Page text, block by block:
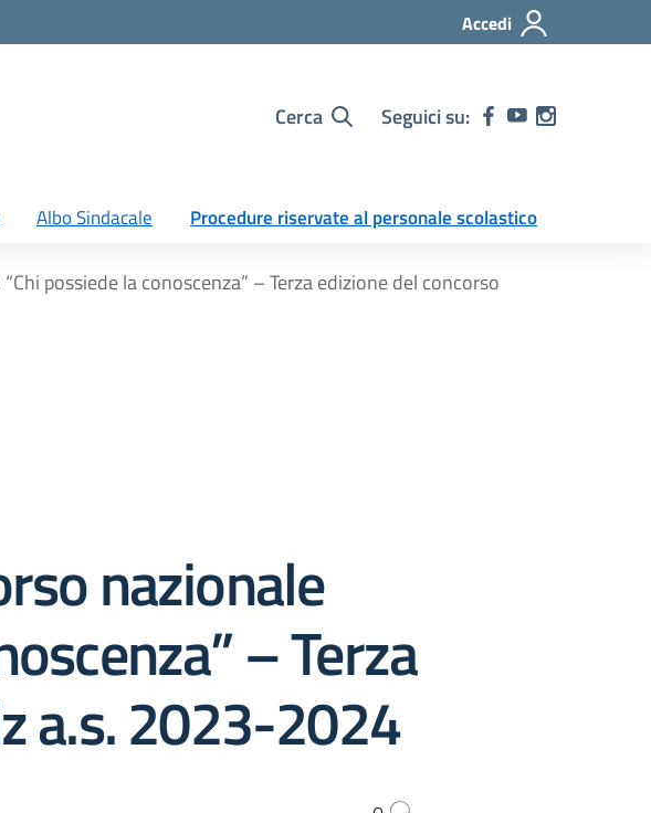
Accedi
Cerca Seguici su:
Albo Sindacale Procedure riservate al personale scolastico
possiede la conoscenza” – Terza edizione del concorso
nazionale
– Terza
a.s. 2023-2024